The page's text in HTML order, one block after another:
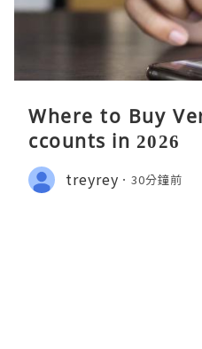
Where to Buy
ccounts in 2026
treyrey 30分鐘前